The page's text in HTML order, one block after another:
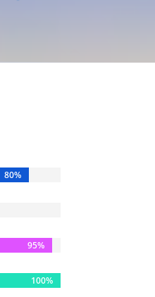
80%
80%
95%
95%
100%
100%